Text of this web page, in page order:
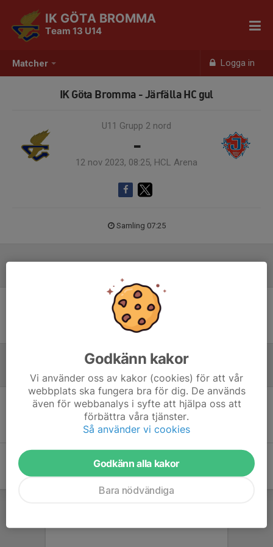
Matcher Logga in
IK GÖTA BROMMA
Team 13 U14
IK Göta Bromma - Järfälla HC gul
U11 Grupp 2 nord
-
12 nov 2023, 08:25, HCL Arena
Samling 07:25
Ingen uppställning ifylld
Referat
Inget referat skrivet
Godkänn kakor
Vi använder oss av kakor (cookies) för att vår
webbplats ska fungera bra för dig. De används
även för webbanalys i syfte att hjälpa oss att
förbättra våra tjänster.
Så använder vi cookies
Godkänn alla kakor
Bara nödvändiga